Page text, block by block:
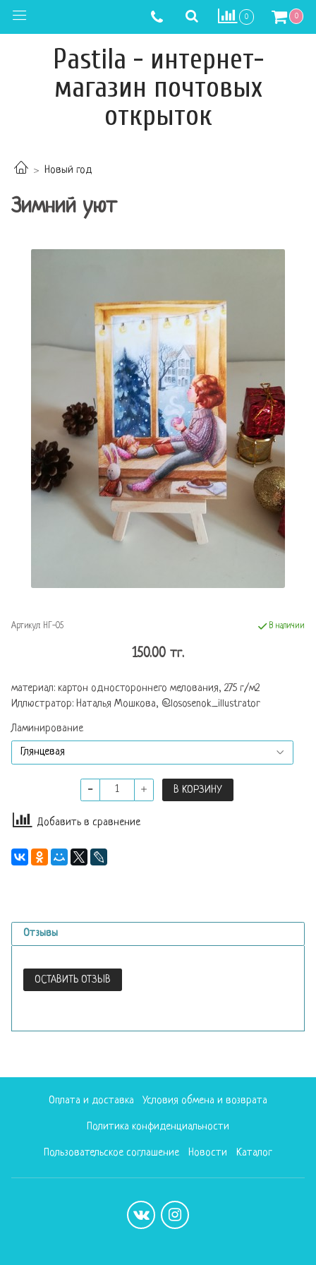
0 0
Pastila - интернет-
магазин почтовых
открыток
Новый год
Зимний уют
Артикул: НГ-05 В наличии
150.00 тг.
материал: картон одностороннего мелования, 275 г/м2
Иллюстратор: Наталья Мошкова, @lososenok_illustrator
Ламинирование
В КОРЗИНУ
Добавить в сравнение
Отзывы
ОСТАВИТЬ ОТЗЫВ
Оплата и доставка Условия обмена и возврата
Политика конфиденциальности
Пользовательское соглашение Новости Каталог